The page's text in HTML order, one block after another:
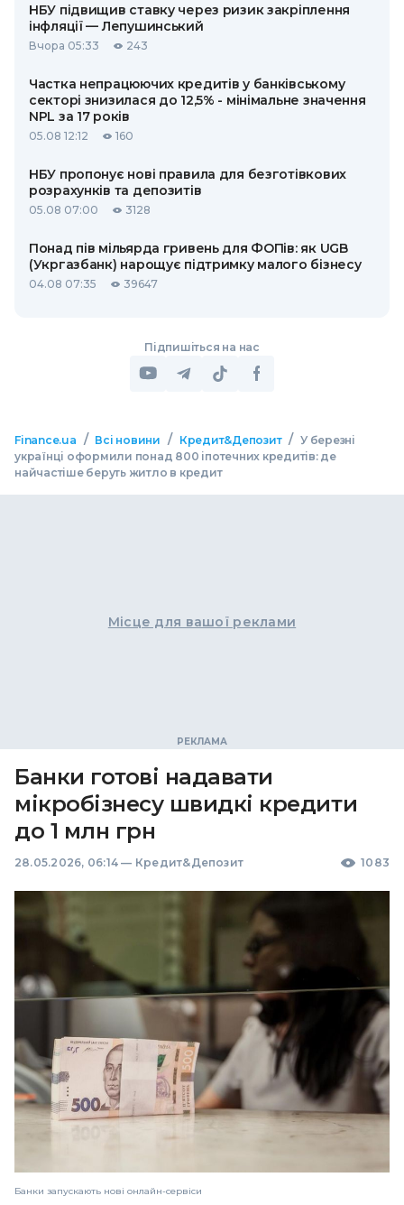
НБУ підвищив ставку через ризик закріплення
інфляції — Лепушинський
Вчора 05:33 243
Частка непрацюючих кредитів у банківському
секторі знизилася до 12,5% - мінімальне значення
NPL за 17 років
05.08 12:12 160
НБУ пропонує нові правила для безготівкових
розрахунків та депозитів
05.08 07:00 3128
Понад пів мільярда гривень для ФОПів: як UGB
(Укргазбанк) нарощує підтримку малого бізнесу
04.08 07:35 39647
Підпишіться на нас
Finance.ua / Всі новини / Кредит&Депозит / У березні
українці оформили понад 800 іпотечних кредитів: де
найчастіше беруть житло в кредит
Місце для вашої реклами
Банки готові надавати
мікробізнесу швидкі кредити
до 1 млн грн
28.05.2026, 06:14 — Кредит&Депозит 1083
Банки запускають нові онлайн-сервіси